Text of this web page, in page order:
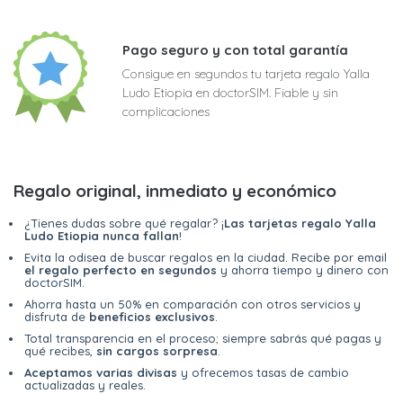
Pago seguro y con total garantía
Consigue en segundos tu tarjeta regalo Yalla
Ludo Etiopia en doctorSIM. Fiable y sin
complicaciones
Regalo original, inmediato y económico
¿Tienes dudas sobre qué regalar? ¡Las tarjetas regalo Yalla
Ludo Etiopia nunca fallan!
Evita la odisea de buscar regalos en la ciudad. Recibe por email
el regalo perfecto en segundos y ahorra tiempo y dinero con
doctorSIM.
Ahorra hasta un 50% en comparación con otros servicios y
disfruta de beneficios exclusivos
Total transparencia en el proceso; siempre sabrás qué pagas y
qué recibes, sin cargos sorpresa
Aceptamos varias divisas y ofrecemos tasas de cambio
actualizadas y reales.